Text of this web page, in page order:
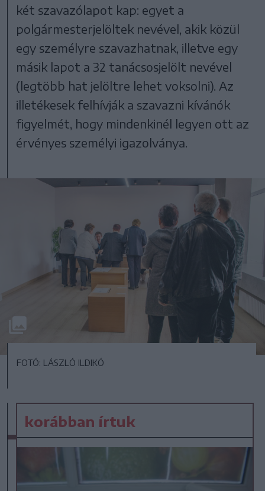
két szavazólapot kap: egyet a
polgármesterjelöltek nevével, akik közül
egy személyre szavazhatnak, illetve egy
másik lapot a 32 tanácsosjelölt nevével
(legtöbb hat jelöltre lehet voksolni). Az
illetékesek felhívják a szavazni kívánók
figyelmét, hogy mindenkinél legyen ott az
érvényes személyi igazolványa.
FOTÓ: LÁSZLÓ ILDIKÓ
korábban írtuk